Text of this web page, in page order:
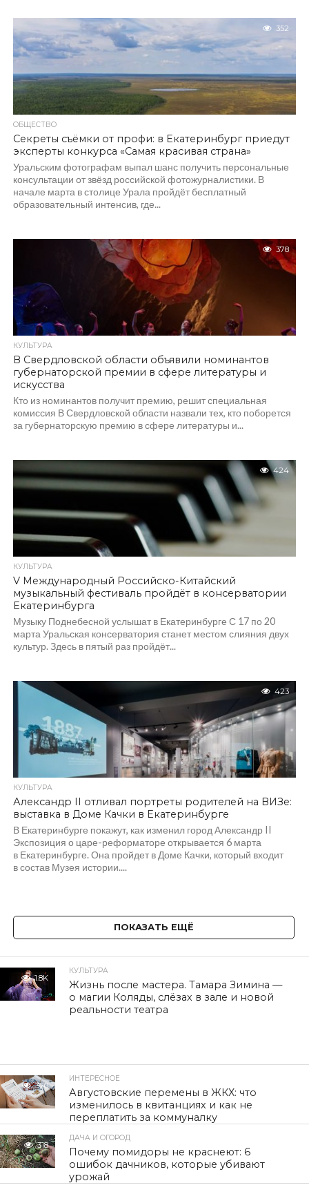
352
ОБЩЕСТВО
Секреты съёмки от профи: в Екатеринбург приедут
эксперты конкурса «Самая красивая страна»
Уральским фотографам выпал шанс получить персональные
консультации от звёзд российской фотожурналистики. В
начале марта в столице Урала пройдёт бесплатный
образовательный интенсив, где...
378
КУЛЬТУРА
В Свердловской области объявили номинантов
губернаторской премии в сфере литературы и
искусства
Кто из номинантов получит премию, решит специальная
комиссия В Свердловской области назвали тех, кто поборется
за губернаторскую премию в сфере литературы и...
424
КУЛЬТУРА
V Международный Российско-Китайский
музыкальный фестиваль пройдёт в консерватории
Екатеринбурга
Музыку Поднебесной услышат в Екатеринбурге С 17 по 20
марта Уральская консерватория станет местом слияния двух
культур. Здесь в пятый раз пройдёт...
423
КУЛЬТУРА
Александр II отливал портреты родителей на ВИЗе:
выставка в Доме Качки в Екатеринбурге
В Екатеринбурге покажут, как изменил город Александр II
Экспозиция о царе-реформаторе открывается 6 марта
в Екатеринбурге. Она пройдет в Доме Качки, который входит
в состав Музея истории....
ПОКАЗАТЬ ЕЩЁ
1.8K
КУЛЬТУРА
Жизнь после мастера. Тамара Зимина —
о магии Коляды, слёзах в зале и новой
реальности театра
320
ИНТЕРЕСНОЕ
Августовские перемены в ЖКХ: что
изменилось в квитанциях и как не
переплатить за коммуналку
318
ДАЧА И ОГОРОД
Почему помидоры не краснеют: 6
ошибок дачников, которые убивают
урожай